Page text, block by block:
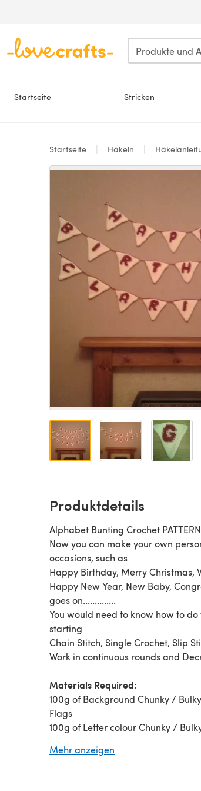
Startseite Stricken
Startseite Häkeln
Produktdetails
Alphabet Bunting Crochet PATTERN
Now you can make your own
occasions, such as
Happy Birthday, Merry Christmas,
Happy New Year, New Baby,
goes on..............
You would need to know how to
starting
Chain Stitch, Single Crochet, Slip
Work in continuous rounds and
Materials Required:
100g of Background Chunky /
Flags
100g of Letter colour Chunky /
5.00mm Crochet Hook
Mehr anzeigen